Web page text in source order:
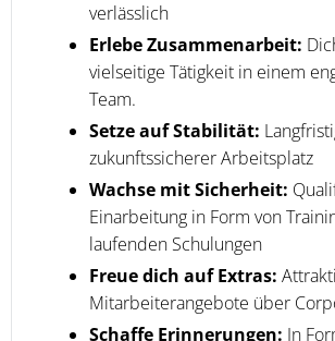
verlässlich
Erlebe Zusammenarbeit:
vielseitige Tätigkeit in einem
Team.
Setze auf Stabilität:
zukunftssicherer Arbeitsplatz
Wachse mit Sicherheit:
Einarbeitung in Form von
laufenden Schulungen
Freue dich auf Extras:
Mitarbeiterangebote über
Schaffe Erinnerungen: In